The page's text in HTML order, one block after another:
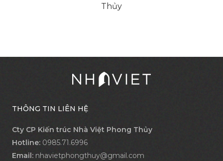
Thủy
THÔNG TIN LIÊN HỆ
Cty CP Kiến trúc Nhà Việt Phong Thủy
Hotline: 0985.71.6996
Email: nhavietphongthuy@gmail.com